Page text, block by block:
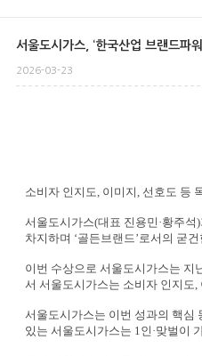
서울도시가스, ‘한국산업 브랜드파
2026-03-23
소비자 인지도, 이미지, 선호도 등
서울도시가스(대표 진용민 ·황주석)
차지하며 ‘골든브랜드’로서의 굳
이번 수상으로 서울도시가스는 지
서 서울도시가스는 소비자 인지도,
서울도시가스는 이번 성과의 핵심
있는 서울도시가스는 1인 ·맞벌이